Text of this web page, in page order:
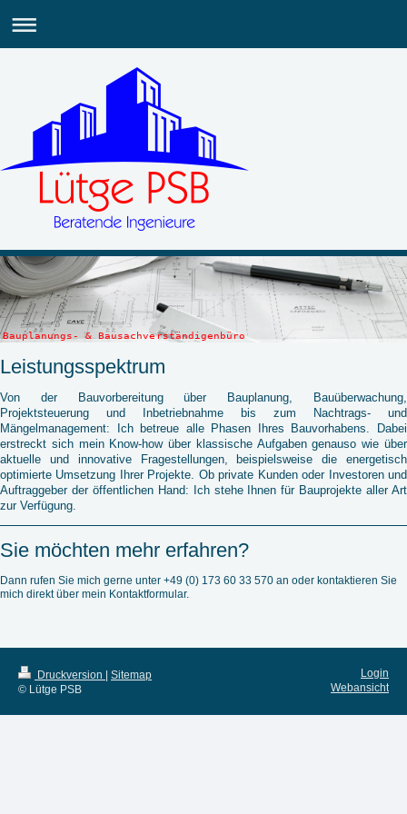
Bauplanungs- & Bausachverständigenbüro
Leistungsspektrum
Von der Bauvorbereitung über Bauplanung, Bauüberwachung,
Projektsteuerung und Inbetriebnahme bis zum Nachtrags- und
Mängelmanagement:
Ich betreue alle Phasen Ihres Bauvorhabens. Dabei
erstreckt sich mein Know-how über klassische Aufgaben genauso wie über
aktuelle und innovative Fragestellungen, beispielsweise die energetisch
optimierte Umsetzung Ihrer Projekte. Ob private Kunden oder Investoren und
Auftraggeber der öffentlichen Hand:
Ich stehe Ihnen für Bauprojekte aller Art
zur Verfügung.
Sie möchten mehr erfahren?
Dann rufen Sie mich gerne unter +49 (0) 173 60 33 570 an oder kontaktieren Sie
mich direkt über mein Kontaktformular.
Druckversion | Sitemap
© Lütge PSB
Login
Webansicht